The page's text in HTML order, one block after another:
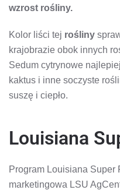
wzrost rośliny.
Kolor liści tej rośliny
krajobrazie obok innych
Sedum cytrynowe
kaktus i inne soczyste
suszę i ciepło.
Louisiana
Program Louisiana Super
marketingowa LSU